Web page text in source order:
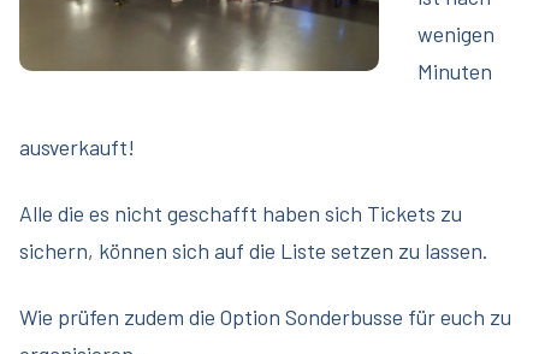
wenigen
Minuten
ausverkauft!
Alle die es nicht geschafft haben sich Tickets zu
sichern, können sich auf die Liste setzen zu lassen.
Wie prüfen zudem die Option Sonderbusse für euch zu